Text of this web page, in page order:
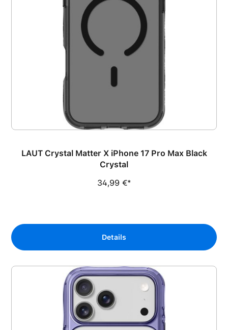
LAUT Crystal Matter X iPhone 17 Pro Max Black
Crystal
34,99 €*
Details